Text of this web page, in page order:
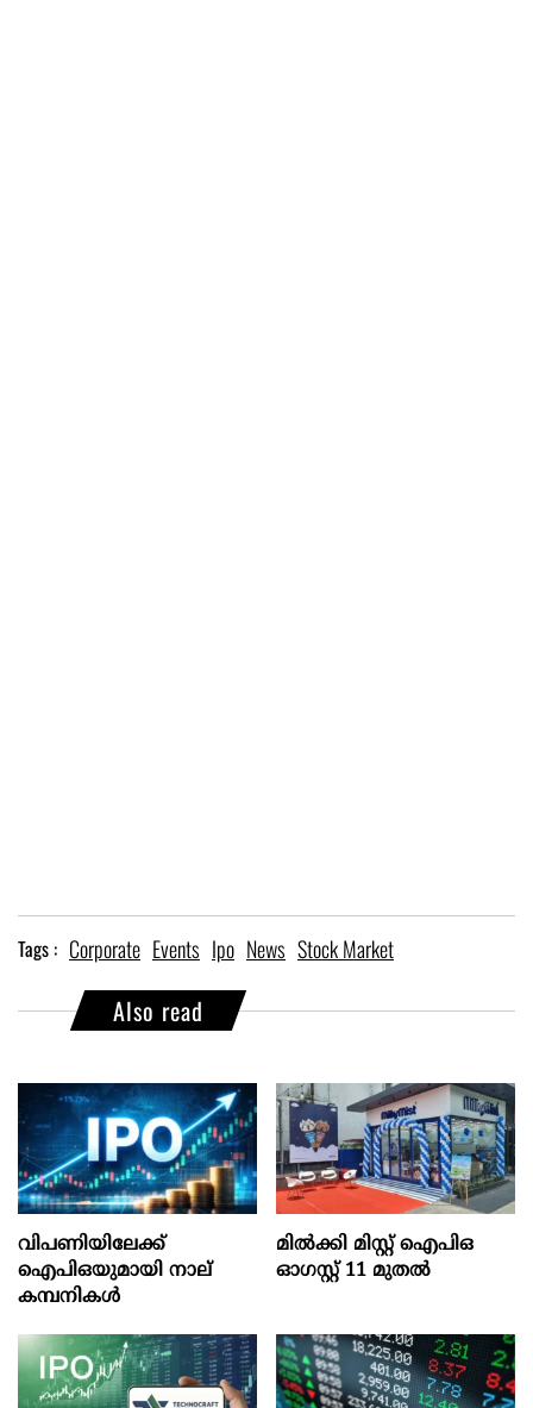
Tags : Corporate Events Ipo News Stock Market
Also read
വിപണിയിലേക്ക്
ഐപിഒയുമായി നാല്
കമ്പനികൾ
മില്‍ക്കി മിസ്റ്റ്‌ ഐപിഒ
ഓഗസ്റ്റ്‌ 11 മുതല്‍